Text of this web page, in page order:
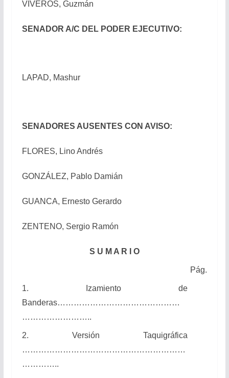
VIVEROS, Guzmán
SENADOR A/C DEL PODER EJECUTIVO:
LAPAD, Mashur
SENADORES AUSENTES CON AVISO:
FLORES, Lino Andrés
GONZÁLEZ, Pablo Damián
GUANCA, Ernesto Gerardo
ZENTENO, Sergio Ramón
S U M A R I O
Pág.
1. Izamiento de
Banderas………………………………………
……………………..
2. Versión Taquigráfica
……………………………………………………
…………..